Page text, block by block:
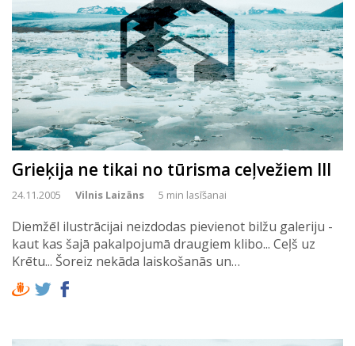
Grieķija ne tikai no tūrisma ceļvežiem III
24.11.2005 Vilnis Laizāns 5 min lasīšanai
Diemžēl ilustrācijai neizdodas pievienot bilžu galeriju -
kaut kas šajā pakalpojumā draugiem klibo... Ceļš uz
Krētu... Šoreiz nekāda laiskošanās un…